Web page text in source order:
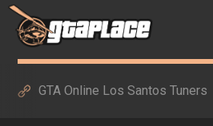
GTA Online Los Santos Tuners